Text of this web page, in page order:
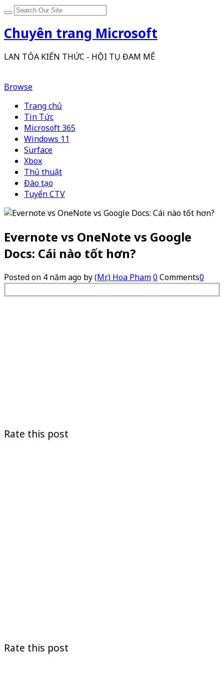
Chuyên trang Microsoft
LAN TỎA KIẾN THỨC - HỘI TỤ ĐAM MÊ
Browse
Trang chủ
Tin Tức
Microsoft 365
Windows 11
Surface
Xbox
Thủ thuật
Đào tạo
Tuyển CTV
Evernote vs OneNote vs Google
Docs: Cái nào tốt hơn?
Posted on 4 năm ago by(Mr.) Hoa Pham0Comments0
Rate this post
Rate this post